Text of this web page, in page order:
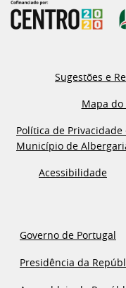
Sugestões e
Mapa do
Política de
Município de
Acessibilidade
Governo de Portugal
Presidência da